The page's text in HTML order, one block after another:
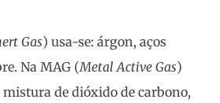
Gas) usa-se: árgon, aços
Na MAG (Metal Active Gas)
mistura de dióxido de carbono,